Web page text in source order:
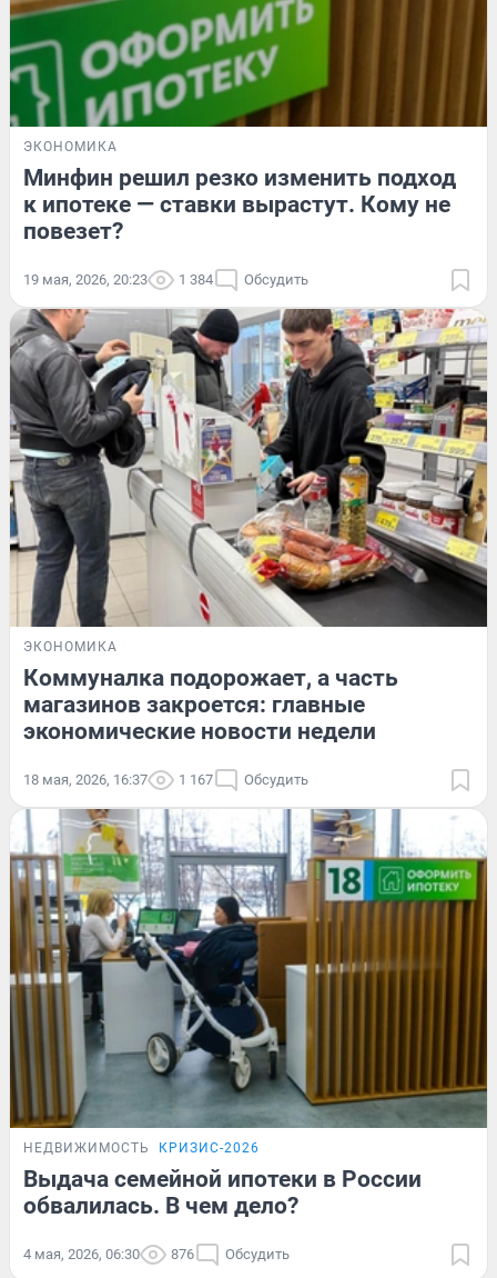
ЭКОНОМИКА
Минфин решил резко изменить подход
к ипотеке — ставки вырастут. Кому не
повезет?
19 мая, 2026, 20:23 1 384 Обсудить
ЭКОНОМИКА
Коммуналка подорожает, а часть
магазинов закроется: главные
экономические новости недели
18 мая, 2026, 16:37 1 167 Обсудить
НЕДВИЖИМОСТЬ КРИЗИС-2026
Выдача семейной ипотеки в России
обвалилась. В чем дело?
4 мая, 2026, 06:30 876 Обсудить